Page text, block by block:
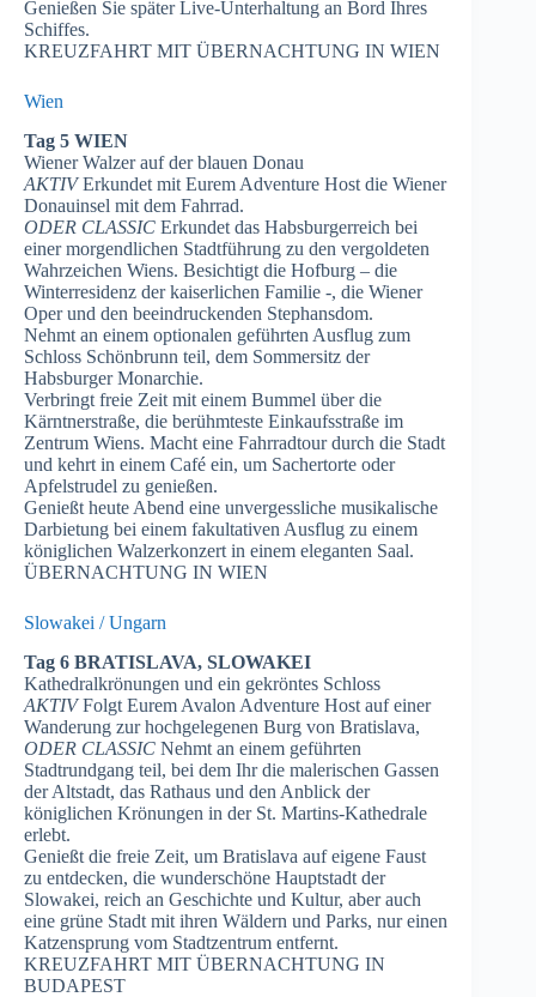
Genießen Sie später Live-Unterhaltung an Bord Ihres
Schiffes.
KREUZFAHRT MIT ÜBERNACHTUNG IN WIEN
Wien
Tag 5 WIEN
Wiener Walzer auf der blauen Donau
AKTIVErkundet mit Eurem Adventure Host die Wiener
Donauinsel mit dem Fahrrad.
ODER CLASSIC Erkundet das Habsburgerreich bei
einer morgendlichen Stadtführung zu den vergoldeten
Wahrzeichen Wiens. Besichtigt die Hofburg – die
Winterresidenz der kaiserlichen Familie -, die Wiener
Oper und den beeindruckenden Stephansdom.
Nehmt an einem optionalen geführten Ausflug zum
Schloss Schönbrunn teil, dem Sommersitz der
Habsburger Monarchie.
Verbringt freie Zeit mit einem Bummel über die
Kärntnerstraße, die berühmteste Einkaufsstraße im
Zentrum Wiens. Macht eine Fahrradtour durch die Stadt
und kehrt in einem Café ein, um Sachertorte oder
Apfelstrudel zu genießen.
Genießt heute Abend eine unvergessliche musikalische
Darbietung bei einem fakultativen Ausflug zu einem
königlichen Walzerkonzert in einem eleganten Saal.
ÜBERNACHTUNG IN WIEN
Slowakei / Ungarn
Tag 6 BRATISLAVA, SLOWAKEI
Kathedralkrönungen und ein gekröntes Schloss
AKTIVFolgt Eurem Avalon Adventure Host auf einer
Wanderung zur hochgelegenen Burg von Bratislava,
ODER CLASSIC Nehmt an einem geführten
Stadtrundgang teil, bei dem Ihr die malerischen Gassen
der Altstadt, das Rathaus und den Anblick der
königlichen Krönungen in der St. Martins-Kathedrale
erlebt.
Genießt die freie Zeit, um Bratislava auf eigene Faust
zu entdecken, die wunderschöne Hauptstadt der
Slowakei, reich an Geschichte und Kultur, aber auch
eine grüne Stadt mit ihren Wäldern und Parks, nur einen
Katzensprung vom Stadtzentrum entfernt.
KREUZFAHRT MIT ÜBERNACHTUNG IN
BUDAPEST